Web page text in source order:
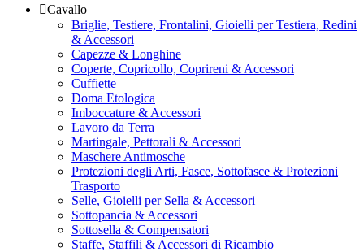
Cavallo
Briglie, Testiere, Frontalini, Gioielli per Testiera, Redini
& Accessori
Capezze & Longhine
Coperte, Copricollo, Coprireni & Accessori
Cuffiette
Doma Etologica
Imboccature & Accessori
Lavoro da Terra
Martingale, Pettorali & Accessori
Maschere Antimosche
Protezioni degli Arti, Fasce, Sottofasce & Protezioni
Trasporto
Selle, Gioielli per Sella & Accessori
Sottopancia & Accessori
Sottosella & Compensatori
Staffe, Staffili & Accessori di Ricambio